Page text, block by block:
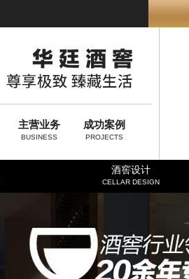
主营业务
BUSINESS
成功案例
PROJECTS
酒窖设计
CELLAR DESIGN